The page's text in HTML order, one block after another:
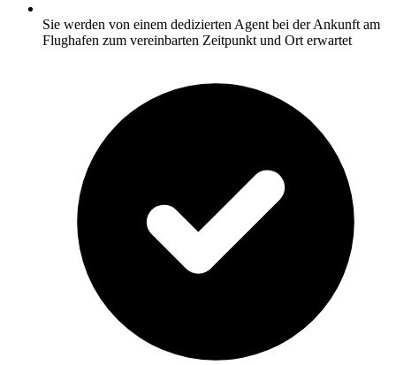
Sie werden von einem dedizierten Agent bei der Ankunft am
Flughafen zum vereinbarten Zeitpunkt und Ort erwartet